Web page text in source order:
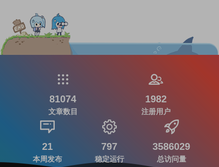
81074
文章数目
1982
注册用户
21
本周发布
797
稳定运行
3586029
总访问量